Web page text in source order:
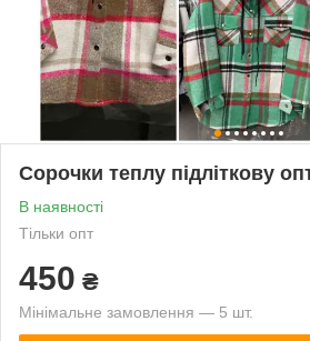
Сорочки теплу підліткову
В наявності
Тільки опт
450 ₴
Мінімальне замовлення — 5 шт.